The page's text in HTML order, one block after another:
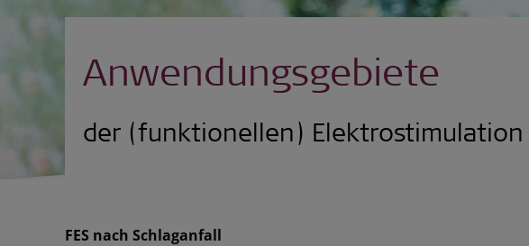
Anwendungsgebiete
der (funktionellen) Elektrostimulation
FES nach Schlaganfall